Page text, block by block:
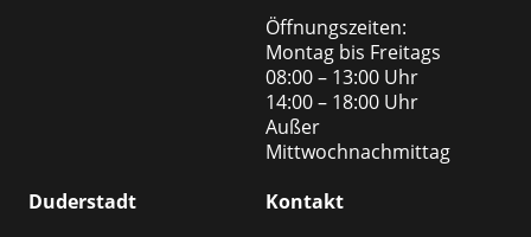
Öffnungszeiten:
Montag bis Freitags
08:00 – 13:00 Uhr
14:00 – 18:00 Uhr
Außer
Mittwochnachmittag
Duderstadt
Kontakt